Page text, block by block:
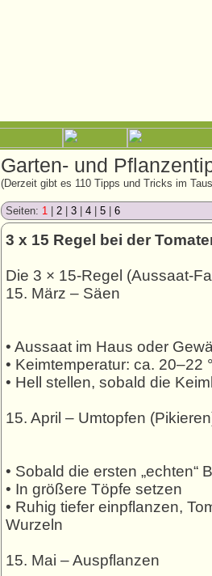
Garten- und
(Derzeit gibt es 110 Tipps und Tricks im
Seiten: 1 2 3 4 5 6
3 x 15 Regel bei der
Die 3 × 15-Regel (Aussaat-
15. März – Säen
• Aussaat im Haus oder
• Keimtemperatur: ca. 20–22
• Hell stellen, sobald die
15. April – Umtopfen
• Sobald die ersten „echten“
• In größere Töpfe setzen
• Ruhig tiefer einpflanzen,
Wurzeln
15. Mai – Auspflanzen